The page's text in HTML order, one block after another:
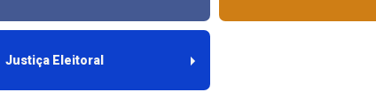
Justiça Eleitoral